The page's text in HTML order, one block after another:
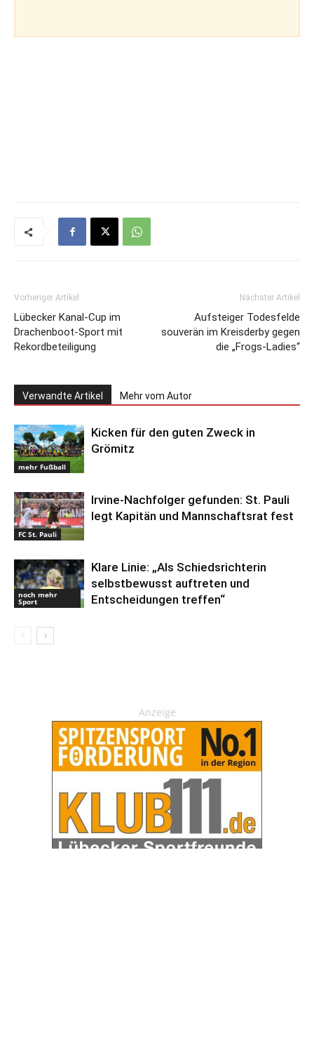
Vorheriger Artikel
Lübecker Kanal-Cup im
Drachenboot-Sport mit
Rekordbeteiligung
Nächster Artikel
Aufsteiger Todesfelde
souverän im Kreisderby gegen
die „Frogs-Ladies“
Verwandte Artikel Mehr vom Autor
mehr Fußball
Kicken für den guten Zweck in
Grömitz
FC St. Pauli
Irvine-Nachfolger gefunden: St. Pauli
legt Kapitän und Mannschaftsrat fest
noch mehr
Sport
Klare Linie: „Als Schiedsrichterin
selbstbewusst auftreten und
Entscheidungen treffen“
Anzeige